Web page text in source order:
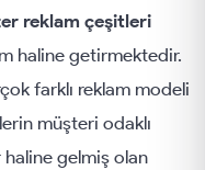
reklam çeşitleri
haline getirmektedir.
farklı reklam modeli
müşteri odaklı
haline gelmiş olan